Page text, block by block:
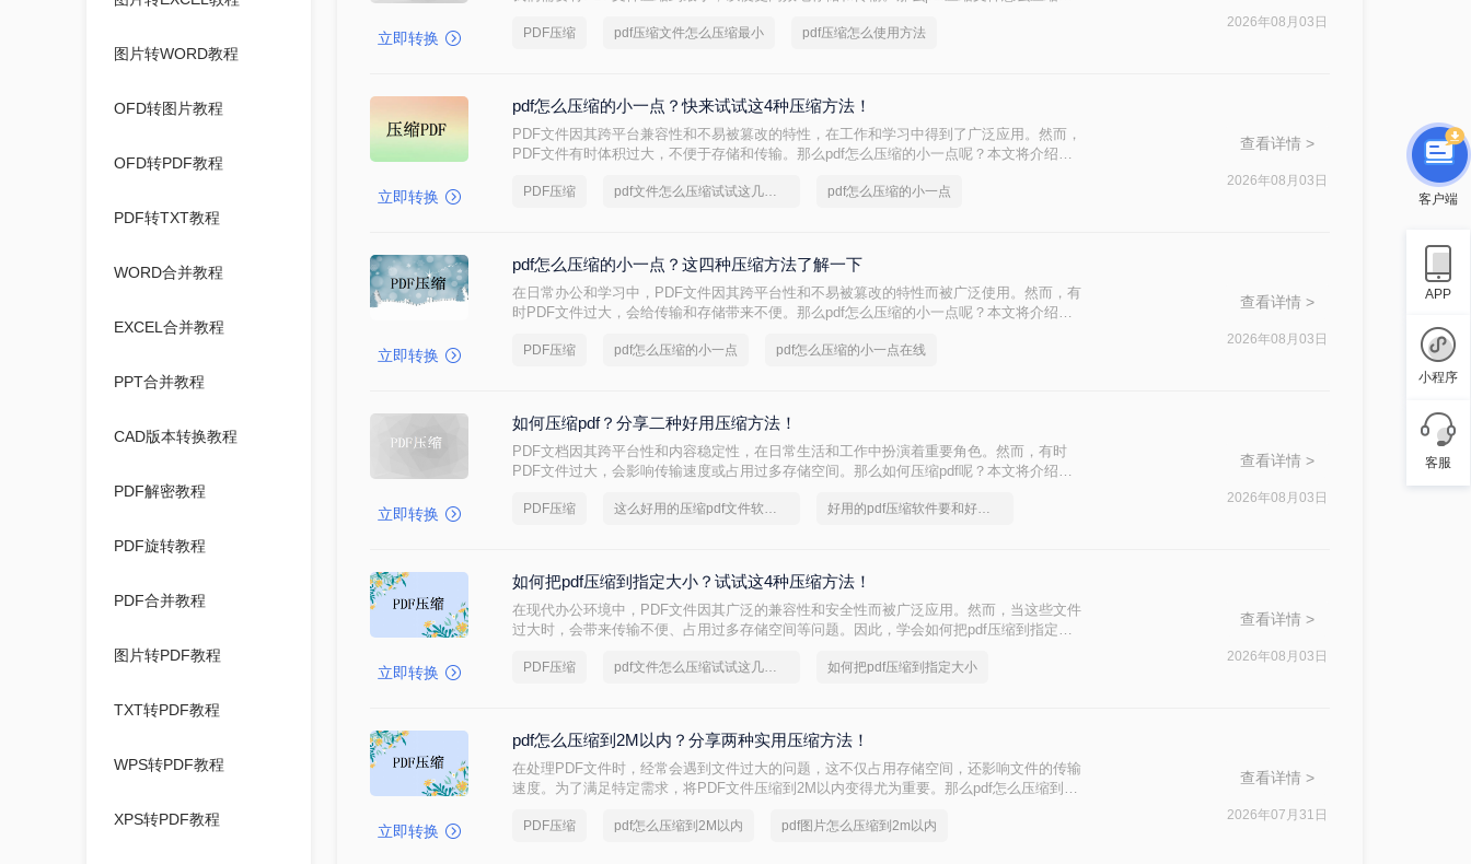
图片转WORD教程
OFD转图片教程
OFD转PDF教程
PDF转TXT教程
WORD合并教程
EXCEL合并教程
PPT合并教程
CAD版本转换教程
PDF解密教程
PDF旋转教程
PDF合并教程
图片转PDF教程
TXT转PDF教程
WPS转PDF教程
XPS转PDF教程
立即转换 PDF压缩 pdf压缩文件怎么压缩最小 pdf压缩怎么使用方法
2026年08月03日
立即转换
pdf怎么压缩的小一点？快来试试这4种压缩方法！
PDF文件因其跨平台兼容性和不易被篡改的特性，在工作和学习中得到了广泛应用。然而，
PDF文件有时体积过大，不便于存储和传输。那么pdf怎么压缩的小一点呢？本文将介绍四
PDF压缩 pdf文件怎么压缩试试这几个方法 pdf怎么压缩的小一点
查看详情 >
2026年08月03日
立即转换
pdf怎么压缩的小一点？这四种压缩方法了解一下
在日常办公和学习中，PDF文件因其跨平台性和不易被篡改的特性而被广泛使用。然而，有
时PDF文件过大，会给传输和存储带来不便。那么pdf怎么压缩的小一点呢？本文将介绍四
PDF压缩 pdf怎么压缩的小一点 pdf怎么压缩的小一点在线
查看详情 >
2026年08月03日
立即转换
如何压缩pdf？分享二种好用压缩方法！
PDF文档因其跨平台性和内容稳定性，在日常生活和工作中扮演着重要角色。然而，有时
PDF文件过大，会影响传输速度或占用过多存储空间。那么如何压缩pdf呢？本文将介绍两
PDF压缩 这么好用的压缩pdf文件软件，我一定要分享 好用的pdf压缩软件要和好朋友分享
查看详情 >
2026年08月03日
立即转换
如何把pdf压缩到指定大小？试试这4种压缩方法！
在现代办公环境中，PDF文件因其广泛的兼容性和安全性而被广泛应用。然而，当这些文件
过大时，会带来传输不便、占用过多存储空间等问题。因此，学会如何把pdf压缩到指定大
PDF压缩 pdf文件怎么压缩试试这几个方法 如何把pdf压缩到指定大小
查看详情 >
2026年08月03日
立即转换
pdf怎么压缩到2M以内？分享两种实用压缩方法！
在处理PDF文件时，经常会遇到文件过大的问题，这不仅占用存储空间，还影响文件的传输
速度。为了满足特定需求，将PDF文件压缩到2M以内变得尤为重要。那么pdf怎么压缩到
PDF压缩 pdf怎么压缩到2M以内 pdf图片怎么压缩到2m以内
查看详情 >
2026年07月31日
客户端
APP
小程序
客服